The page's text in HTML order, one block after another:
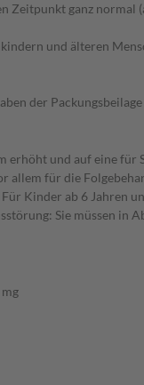
Zeitpunkt ganz
und älteren
der
erhöht und auf eine
für die
Kinder ab 6 Jahren
Sie müssen in